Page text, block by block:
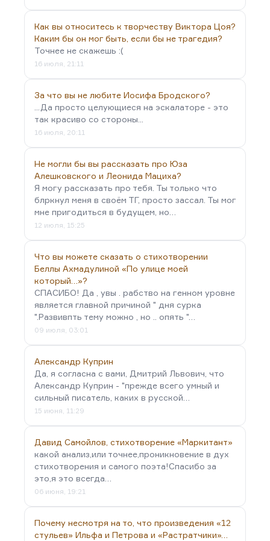
Как вы относитесь к творчеству Виктора Цоя?
Каким бы он мог быть, если бы не трагедия?
Точнее не скажешь :(
16 июля, 21:11
За что вы не любите Иосифа Бродского?
...Да просто целующиеся на эскалаторе - это
так красиво со стороны...
16 июля, 20:11
Не могли бы вы рассказать про Юза
Алешковского и Леонида Мациха?
Я могу рассказать про тебя. Ты только что
блркнул меня в своём ТГ, просто зассал. Ты мог
мне пригодиться в будущем, но…
12 июля, 15:25
Что вы можете сказать о стихотворении
Беллы Ахмадулиной «По улице моей
который…»?
СПАСИБО! Да , увы . рабство на генном уровне
является главной причиной " дня сурка
".Развивпть тему можно , но .. опять "…
09 июля, 03:01
Александр Куприн
Да, я согласна с вами, Дмитрий Львович, что
Александр Куприн - "прежде всего умный и
сильный писатель, каких в русской…
15 июня, 11:29
Давид Самойлов, стихотворение «Маркитант»
какой анализ,или точнее,проникновение в дух
стихотворения и самого поэта!Спасибо за
это,я это всегда…
06 июня, 19:21
Почему несмотря на то, что произведения «12
стульев» Ильфа и Петрова и «Растратчики»…